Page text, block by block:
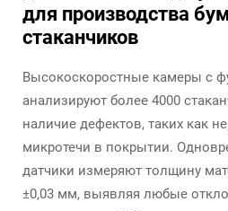
для производства
стаканчиков
Высокоскоростные камеры с
анализируют более 4000
наличие дефектов, таких как
микротечи в покрытии.
датчики измеряют толщину
±0,03 мм, выявляя любые